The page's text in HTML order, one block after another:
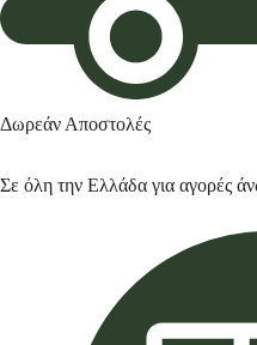
Δωρεάν Αποστολές
Σε όλη την Ελλάδα για αγορές